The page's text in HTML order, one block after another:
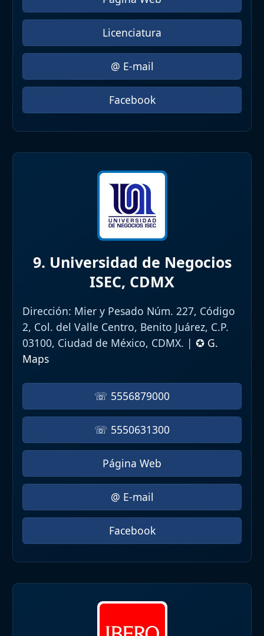
Licenciatura
@ E-mail
Facebook
9. Universidad de Negocios
ISEC, CDMX
Dirección: Mier y Pesado Núm. 227, Código
2, Col. del Valle Centro, Benito Juárez, C.P.
03100, Ciudad de México, CDMX. | ✪ G.
Maps
☏ 5556879000
☏ 5550631300
Página Web
@ E-mail
Facebook